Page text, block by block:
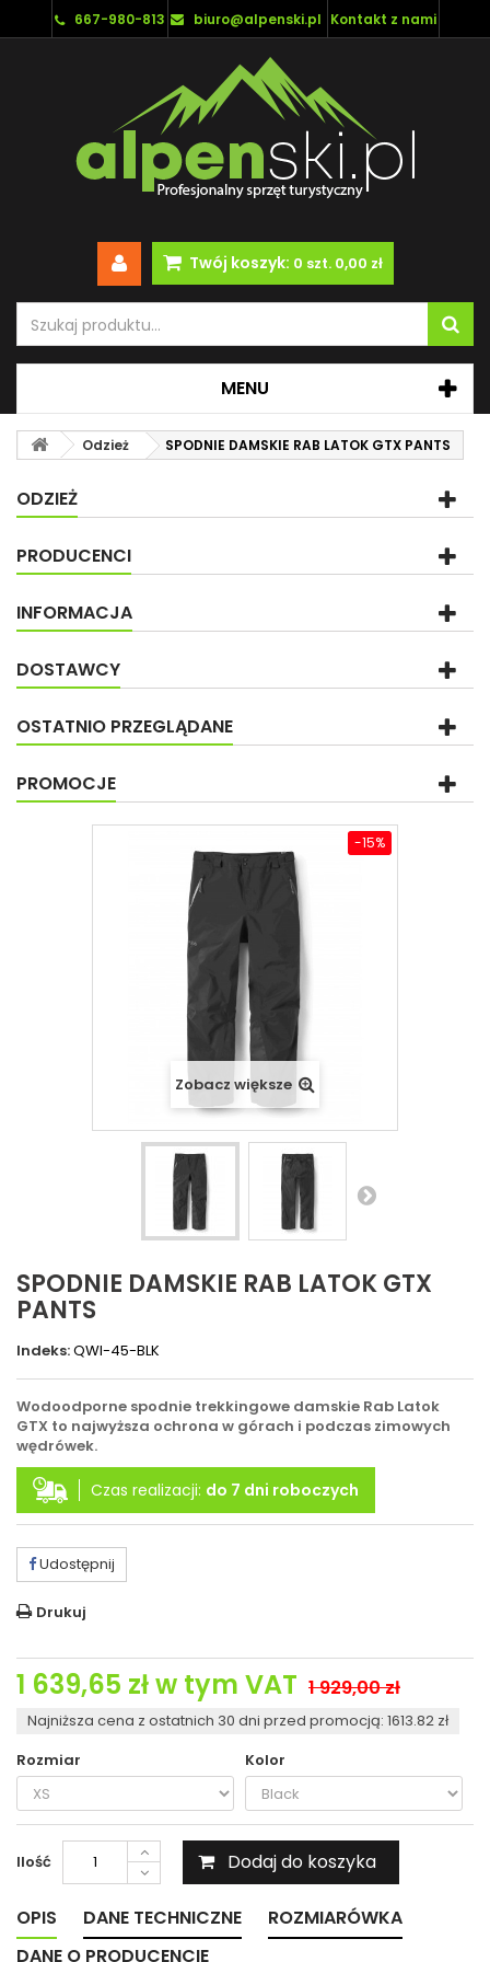
667-980-813 biuro@alpenski.pl Kontakt z nami
Twój koszyk: 0 szt. 0,00 zł
MENU
Odzież SPODNIE DAMSKIE RAB LATOK GTX PANTS
ODZIEŻ
PRODUCENCI
INFORMACJA
DOSTAWCY
OSTATNIO PRZEGLĄDANE
PROMOCJE
-15%
Zobacz większe
SPODNIE DAMSKIE RAB LATOK GTX
PANTS
Indeks:QWI-45-BLK
Wodoodporne spodnie trekkingowe damskie Rab Latok
GTX to najwyższa ochrona w górach i podczas zimowych
wędrówek.
Czas realizacji: do 7 dni roboczych
Udostępnij
Drukuj
1 639,65 złw tym VAT 1 929,00 zł
Najniższa cena z ostatnich 30 dni przed promocją: 1613.82 zł
Rozmiar
Kolor
Ilość Dodaj do koszyka
OPIS DANE TECHNICZNE
ROZMIARÓWKA
DANE O PRODUCENCIE